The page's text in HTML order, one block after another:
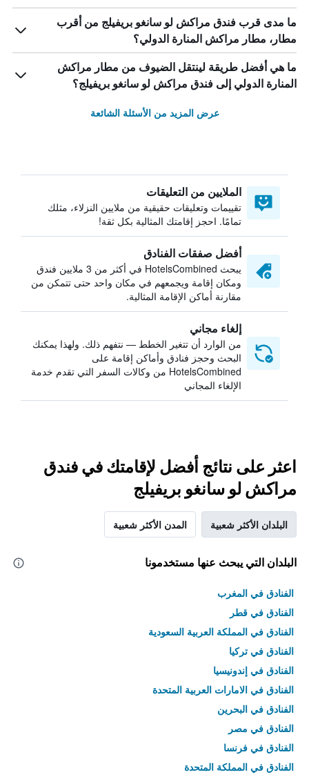
ما مدى قرب فندق مراكش لو سانغو بريفيلج من أقرب
مطار، مطار مراكش المنارة الدولي؟
ما هي أفضل طريقة لينتقل الضيوف من مطار مراكش
المنارة الدولي إلى فندق مراكش لو سانغو بريفيلج؟
عرض المزيد من الأسئلة الشائعة
الملايين من التعليقات
تقييمات وتعليقات حقيقية من ملايين النزلاء، مثلك
تمامًا. احجز إقامتك المثالية بكل ثقة!
أفضل صفقات الفنادق
يبحث HotelsCombined في أكثر من 3 ملايين فندق
ومكان إقامة ويجمعهم في مكان واحد حتى تتمكن من
مقارنة أماكن الإقامة المثالية.
إلغاء مجاني
من الوارد أن تتغير الخطط — نتفهم ذلك. ولهذا يمكنك
البحث وحجز فنادق وأماكن إقامة على
HotelsCombined من وكالات السفر التي تقدم خدمة
الإلغاء المجاني
اعثر على نتائج أفضل لإقامتك في فندق
مراكش لو سانغو بريفيلج
البلدان الأكثر شعبية المدن الأكثر شعبية
البلدان التي يبحث عنها مستخدمونا
الفنادق في المغرب
الفنادق في قطر
الفنادق في المملكة العربية السعودية
الفنادق في تركيا
الفنادق في إندونيسيا
الفنادق في الامارات العربية المتحدة
الفنادق في البحرين
الفنادق في مصر
الفنادق في فرنسا
الفنادق في المملكة المتحدة